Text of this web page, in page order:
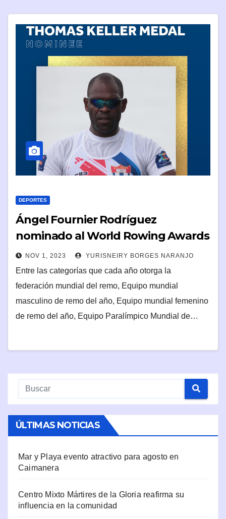
DEPORTES
Ángel Fournier Rodríguez
nominado al World Rowing Awards
2023
NOV 1, 2023 YURISNEIRY BORGES NARANJO
Entre las categorías que cada año otorga la
federación mundial del remo, Equipo mundial
masculino de remo del año, Equipo mundial femenino
de remo del año, Equipo Paralímpico Mundial de…
ÚLTIMAS NOTICIAS
Mar y Playa evento atractivo para agosto en
Caimanera
Centro Mixto Mártires de la Gloria reafirma su
influencia en la comunidad